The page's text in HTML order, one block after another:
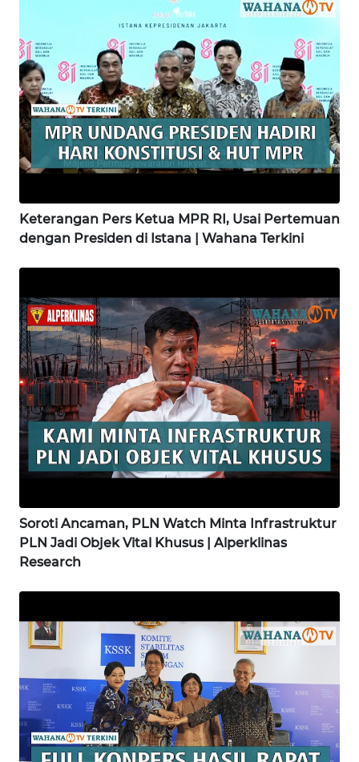
Keterangan Pers Ketua MPR RI, Usai Pertemuan
dengan Presiden di Istana | Wahana Terkini
Soroti Ancaman, PLN Watch Minta Infrastruktur
PLN Jadi Objek Vital Khusus | Alperklinas
Research
MADURA
WN
SURABAYA
WN
NATUNA
WN
BINTAN
WN
LIKUPANG
LABUANBAJO
WN
BORNEO
Wahana
Media
Group
NEWS
WAHANA
TANI
WAHANA
ADVOKAT
WAHANA